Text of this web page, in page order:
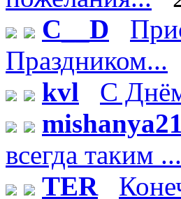
C__D
Праздником...
kvl
С
всегда таким ...
TER